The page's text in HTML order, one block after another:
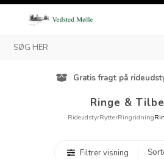
Gratis fragt på
Ringe &
RideudstyrRytterRingridning
Filtrer visning